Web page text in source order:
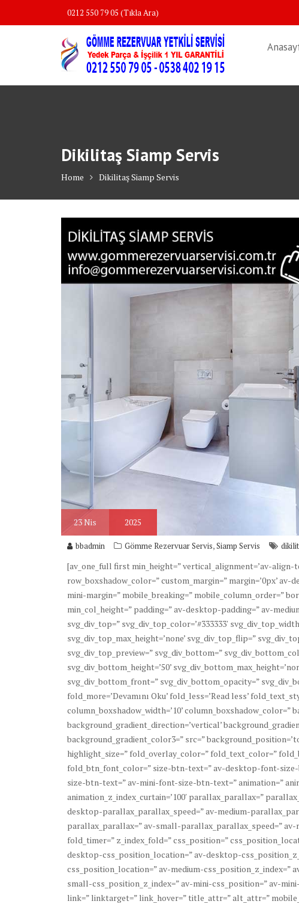
0212 550 79 05 (Tıkla Ara)
Dikilitaş Siamp Servis
Home Dikilitaş Siamp Servis
23Nis 2025
bbadmin Gömme Rezervuar Servis,Siamp Servis
[av_one_full first min_height=” vertical_alignment=’av-align-
row_boxshadow_color=” custom_margin=” margin=’0px’
mini-margin=” mobile_breaking=” mobile_column_order=”
min_col_height=” padding=” av-desktop-padding=” av-
svg_div_top=” svg_div_top_color=’#333333′
svg_div_top_max_height=’none’ svg_div_top_flip=”
svg_div_top_preview=” svg_div_bottom=”
svg_div_bottom_height=’50’
svg_div_bottom_front=” svg_div_bottom_opacity=”
fold_more=’Devamını Oku’ fold_less=’Read less’
column_boxshadow_width=’10’ column_boxshadow_color=”
background_gradient_direction=’vertical’
background_gradient_color3=” src=”
highlight_size=” fold_overlay_color=” fold_text_color=”
fold_btn_font_color=” size-btn-text=” av-desktop-font-
size-btn-text=” av-mini-font-size-btn-text=” animation=”
animation_z_index_curtain=’100′ parallax_parallax=”
desktop-parallax_parallax_speed=” av-medium-
parallax_parallax=” av-small-parallax_parallax_speed=”
fold_timer=” z_index_fold=” css_position=”
desktop-css_position_location=” av-desktop-
css_position_location=” av-medium-
small-css_position_z_index=” av-mini-css_position=” av-
link=” linktarget=” link_hover=” title_attr=” alt_attr=”